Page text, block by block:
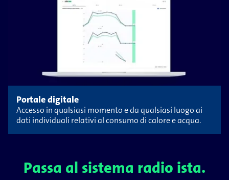
Portale digitale
Accesso in qualsiasi momento e da qualsiasi luogo ai
dati individuali relativi al consumo di calore e acqua.
Passa al sistema radio ista.